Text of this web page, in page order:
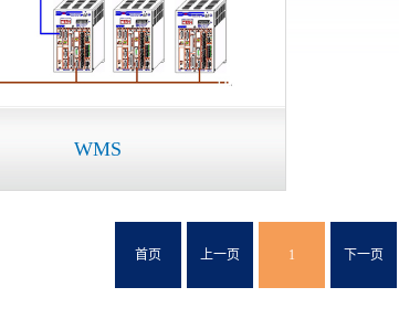
WMS
首页 上一页 1 下一页